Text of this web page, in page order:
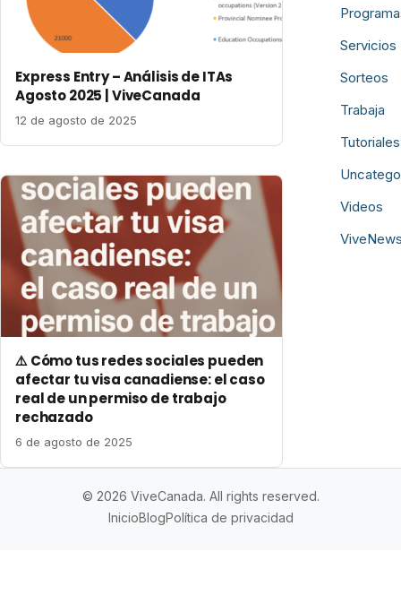
Express Entry – Análisis de ITAs
Agosto 2025 | ViveCanada
12 de agosto de 2025
⚠️ Cómo tus redes sociales pueden
afectar tu visa canadiense: el caso
real de un permiso de trabajo
rechazado
6 de agosto de 2025
Servicios
Sorteos
Trabaja
Tutoriales
Videos
© 2026 ViveCanada. All rights reserved.
InicioBlogPolítica de privacidad